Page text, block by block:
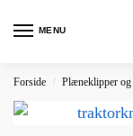
MENU
Forside / Plæneklipper og